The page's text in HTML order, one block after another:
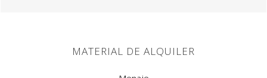
MATERIAL DE ALQUILER